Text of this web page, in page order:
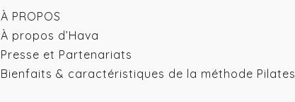
À PROPOS
À propos d’Hava
Presse et Partenariats
Bienfaits & caractéristiques de la méthode Pilates